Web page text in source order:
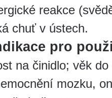
reakce
chuť v ústech.
pro
na činidlo; věk
mozku,